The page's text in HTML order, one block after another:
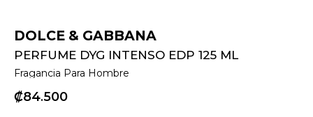
DOLCE & GABBANA
PERFUME DYG INTENSO EDP 125 ML
Fragancia Para Hombre
₡84500